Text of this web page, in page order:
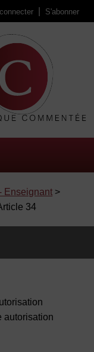
S'abonner
Enseignant >
34
autorisation